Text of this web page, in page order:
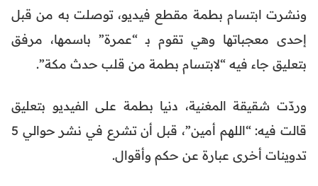
ونشرت ابتسام بطمة مقطع فيديو، توصلت به من قبل
إحدى معجباتها وهي تقوم بـ “عمرة” باسمها، مرفق
بتعليق جاء فيه “لابتسام بطمة من قلب حدث مكة”.
وردّت شقيقة المغنية، دنيا بطمة على الفيديو بتعليق
قالت فيه: “اللهم أمين”، قبل أن تشرع في نشر حوالي 5
تدوينات أخرى عبارة عن حكم وأقوال.